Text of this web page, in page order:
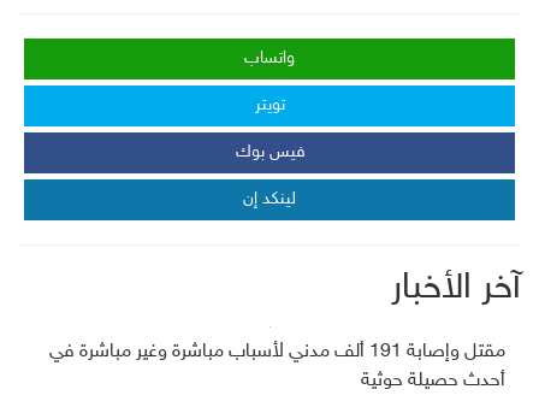
واتساب
تويتر
فيس بوك
لينكد إن
آخر الأخبار
مقتل وإصابة 191 ألف مدني لأسباب مباشرة وغير مباشرة في
أحدث حصيلة حوثية